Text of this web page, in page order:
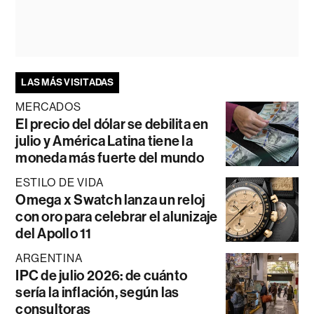
LAS MÁS VISITADAS
MERCADOS
El precio del dólar se debilita en
julio y América Latina tiene la
moneda más fuerte del mundo
ESTILO DE VIDA
Omega x Swatch lanza un reloj
con oro para celebrar el alunizaje
del Apollo 11
ARGENTINA
IPC de julio 2026: de cuánto
sería la inflación, según las
consultoras